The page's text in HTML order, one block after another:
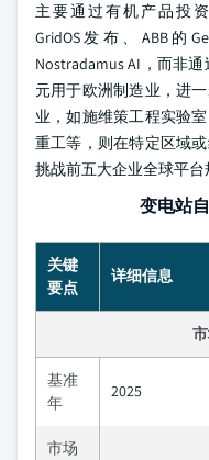
主要通过有机产品投资
GridOS发布、ABB的
Nostradamus AI，而非
元用于欧洲制造业，进
业，如施维策工程实验
重工等，则在特定区域
挑战前五大企业全球平台
变电站
关键
要点
详细信息
基准
年
2025
市场